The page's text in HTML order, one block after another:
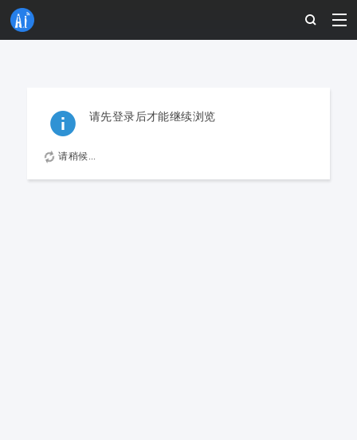
请先登录后才能继续浏览
请稍候...